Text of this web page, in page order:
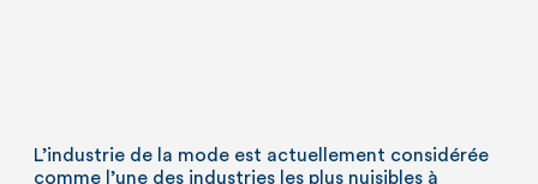
L’industrie de la mode est actuellement considérée
comme l’une des industries les plus nuisibles à